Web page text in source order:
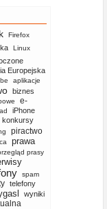
Firefox
Linux
Europejska
aplikacje
biznes
e-
iPhone
konkursy
piractwo
prawa
prasy
spam
telefony
wyniki